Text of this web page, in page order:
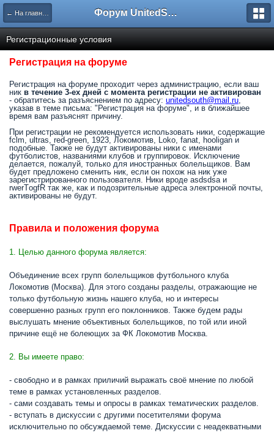
← На главную Форум UnitedSouth
Регистрационные условия
Регистрация на форуме
Регистрация на форуме проходит через администрацию, если ваш
ник в течение 3-ех дней с момента регистрации не активирован
- обратитесь за разъяснением по адресу: unitedsouth@mail.ru,
указав в теме письма: "Регистрация на форуме", и в ближайшее
время вам разъяснят причину.
При регистрации не рекомендуется использовать ники, содержащие
fclm, ultras, red-green, 1923, Локомотив, Loko, fanat, hooligan и
подобные. Также не будут активированы ники с именами
футболистов, названиями клубов и группировок. Исключение
делается, пожалуй, только для иностранных болельщиков. Вам
будет предложено сменить ник, если он похож на ник уже
зарегистрированного пользователя. Ники вроде asdsdsa и
rwerTоgfR так же, как и подозрительные адреса электронной почты,
активированы не будут.
Правила и положения форума
1. Целью данного форума является:
Объединение всех групп болельщиков футбольного клуба
Локомотив (Москва). Для этого созданы разделы, отражающие не
только футбольную жизнь нашего клуба, но и интересы
совершенно разных групп его поклонников. Также будем рады
выслушать мнение объективных болельщиков, по той или иной
причине ещё не болеющих за ФК Локомотив Москва.
2. Вы имеете право:
- свободно и в рамках приличий выражать своё мнение по любой
теме в рамках установленных разделов.
- сами создавать темы и опросы в рамках тематических разделов.
- вступать в дискуссии с другими посетителями форума
исключительно по обсуждаемой теме. Дискуссии с неадекватными